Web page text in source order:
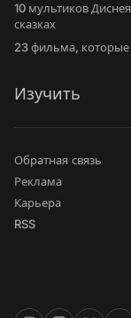
10 мультиков
сказках
23 фильма,
Изучить
Обратная связь
Реклама
Карьера
RSS